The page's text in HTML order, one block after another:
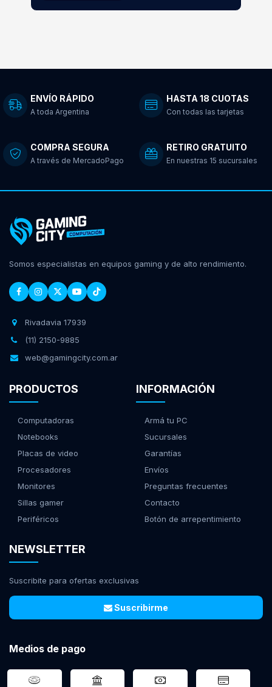
ENVÍO RÁPIDO
A toda Argentina
HASTA 18 CUOTAS
Con todas las tarjetas
COMPRA SEGURA
A través de MercadoPago
RETIRO GRATUITO
En nuestras 15 sucursales
Somos especialistas en equipos gaming y de alto rendimiento.
Rivadavia 17939
(11) 2150-9885
web@gamingcity.com.ar
PRODUCTOS
Computadoras
Notebooks
Placas de video
Procesadores
Monitores
Sillas gamer
Periféricos
INFORMACIÓN
Armá tu PC
Sucursales
Garantías
Envíos
Preguntas frecuentes
Contacto
Botón de arrepentimiento
NEWSLETTER
Suscribite para ofertas exclusivas
Suscribirme
Medios de pago